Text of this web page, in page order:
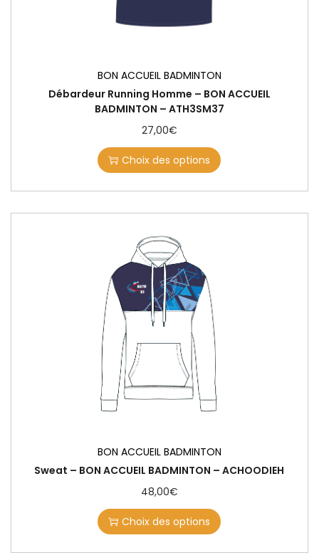
BON ACCUEIL BADMINTON
Débardeur Running Homme – BON ACCUEIL
BADMINTON – ATH3SM37
27,00€
Choix des options
BON ACCUEIL BADMINTON
Sweat – BON ACCUEIL BADMINTON – ACHOODIEH
48,00€
Choix des options